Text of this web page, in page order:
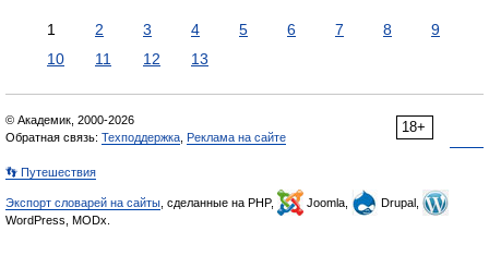
1 2 3 4 5 6 7 8
9
10
11 12 13
18+
© Академик, 2000-2026
Обратная связь: Техподдержка Реклама на сайте
👣 Путешествия
Экспорт словарей на сайты , сделанные на PHP, Joomla,
Drupal,
WordPress, MODx.